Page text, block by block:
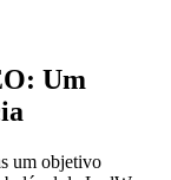
Um
um objetivo